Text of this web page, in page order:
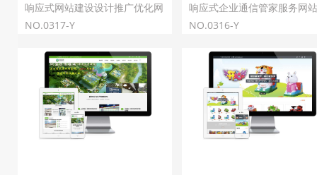
响应式网站建设设计推广优化网
站模板
NO.0317-Y
响应式企业通信管家服务网
板
NO.0316-Y